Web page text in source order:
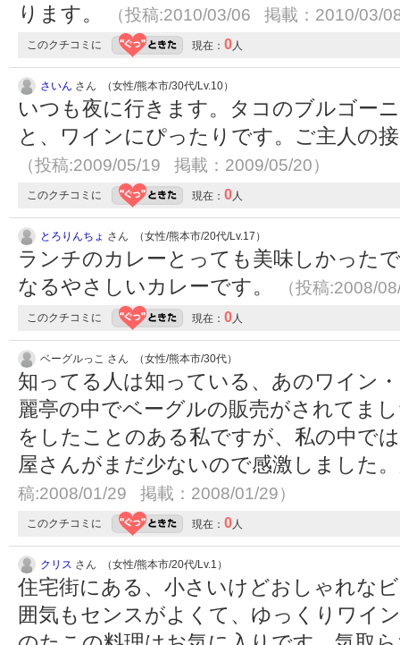
ります。
（投稿:2010/03/06 掲載：2010/03/
このクチコミに 現在： 0 人
さいん さん （女性/熊本市/30代/Lv.10）
いつも夜に行きます。タコのブルゴー
と、ワインにぴったりです。ご主人の
（投稿:2009/05/19 掲載：2009/05/20）
このクチコミに 現在： 0 人
とろりんちょ さん （女性/熊本市/20代/Lv.17）
ランチのカレーとっても美味しかった
なるやさしいカレーです。
（投稿:2008/
このクチコミに 現在： 0 人
ベーグルっこ さん （女性/熊本市/30代）
知ってる人は知っている、あのワイン
麗亭の中でベーグルの販売がされてま
をしたことのある私ですが、私の中で
屋さんがまだ少ないので感激しました
稿:2008/01/29 掲載：2008/01/29）
このクチコミに 現在： 0 人
クリス さん （女性/熊本市/20代/Lv.1）
住宅街にある、小さいけどおしゃれな
囲気もセンスがよくて、ゆっくりワイ